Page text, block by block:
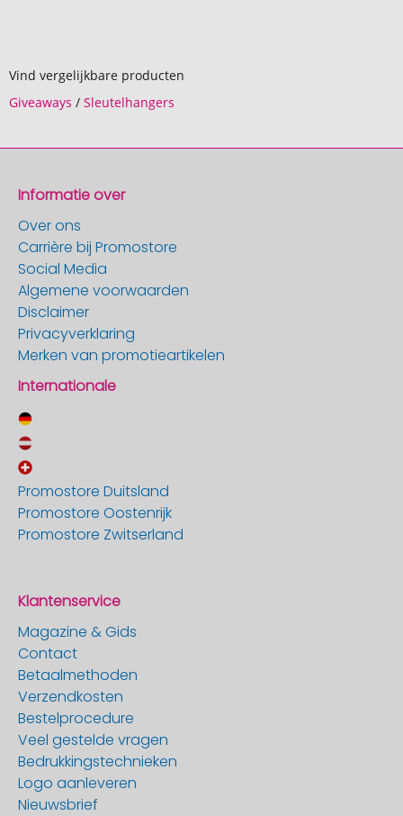
Vind vergelijkbare producten
Giveaways / Sleutelhangers
Informatie over
Over ons
Carrière bij Promostore
Social Media
Algemene voorwaarden
Disclaimer
Privacyverklaring
Merken van promotieartikelen
Internationale
Promostore Duitsland
Promostore Oostenrijk
Promostore Zwitserland
Klantenservice
Magazine & Gids
Contact
Betaalmethoden
Verzendkosten
Bestelprocedure
Veel gestelde vragen
Bedrukkingstechnieken
Logo aanleveren
Nieuwsbrief